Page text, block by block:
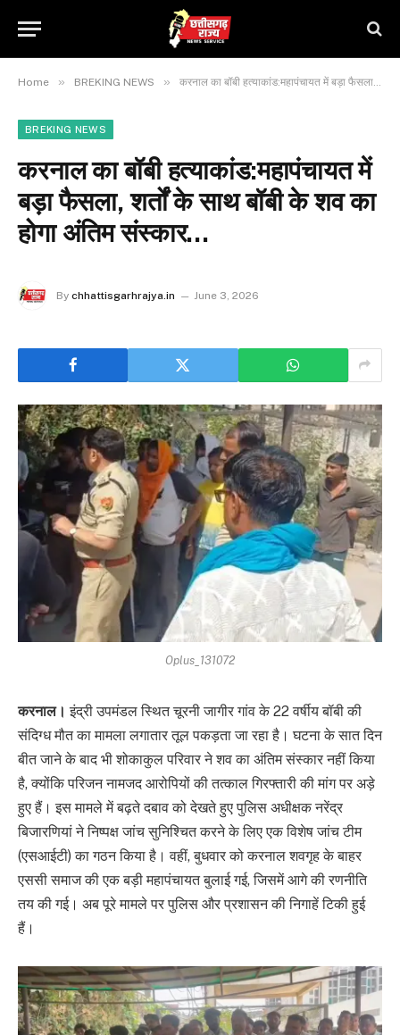
Home » BREKING NEWS » करनाल का बॉबी हत्याकांड:महापंचायत में बड़ा फैसला, शर्तों के साथ बॉबी के शव का होगा अंतिम संस्कार…
BREKING NEWS
करनाल का बॉबी हत्याकांड:महापंचायत में
बड़ा फैसला, शर्तों के साथ बॉबी के शव का
होगा अंतिम संस्कार…
By chhattisgarhrajya.in June 3, 2026
Oplus_131072
करनाल। इंद्री उपमंडल स्थित चूरनी जागीर गांव के 22 वर्षीय बॉबी की
संदिग्ध मौत का मामला लगातार तूल पकड़ता जा रहा है। घटना के सात दिन
बीत जाने के बाद भी शोकाकुल परिवार ने शव का अंतिम संस्कार नहीं किया
है, क्योंकि परिजन नामजद आरोपियों की तत्काल गिरफ्तारी की मांग पर अड़े
हुए हैं। इस मामले में बढ़ते दबाव को देखते हुए पुलिस अधीक्षक नरेंद्र
बिजारणियां ने निष्पक्ष जांच सुनिश्चित करने के लिए एक विशेष जांच टीम
(एसआईटी) का गठन किया है। वहीं, बुधवार को करनाल शवगृह के बाहर
एससी समाज की एक बड़ी महापंचायत बुलाई गई, जिसमें आगे की रणनीति
तय की गई। अब पूरे मामले पर पुलिस और प्रशासन की निगाहें टिकी हुई
हैं।